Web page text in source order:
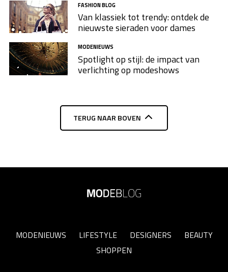
FASHION BLOG
Van klassiek tot trendy: ontdek de
nieuwste sieraden voor dames
MODENIEUWS
Spotlight op stijl: de impact van
verlichting op modeshows
TERUG NAAR BOVEN
MODENIEUWS LIFESTYLE DESIGNERS
BEAUTY
SHOPPEN